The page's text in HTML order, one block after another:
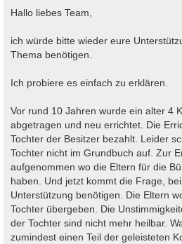
i
t
a
g
Hallo liebes Team,
ich würde bitte wieder eure
Thema benötigen.
Ich probiere es einfach zu erklären.
Vor rund 10 Jahren wurde ein alter 4
abgetragen und neu errichtet. Die
Tochter der Besitzer bezahlt. Leider
Tochter nicht im Grundbuch auf. Zur
aufgenommen wo die Eltern für die
haben. Und jetzt kommt die Frage,
Unterstützung benötigen. Die Eltern
Tochter übergeben. Die
der Tochter sind nicht mehr heilbar.
zumindest einen Teil der geleisteten